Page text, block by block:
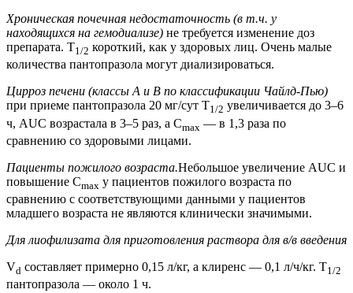
Хроническая почечная недостаточность (в т.ч. у
находящихся на гемодиализе) не требуется изменение доз
препарата. T1/2 короткий, как у здоровых лиц. Очень малые
количества пантопразола могут диализироваться.
Цирроз печени (классы А и В по классификации Чайлд-Пью)
при приеме пантопразола 20 мг/сут T1/2 увеличивается до 3–6
ч, AUC возрастала в 3–5 раз, а Cmax — в 1,3 раза по
сравнению со здоровыми лицами.
Пациенты пожилого возраста.Небольшое увеличение AUC и
повышение Cmax у пациентов пожилого возраста по
сравнению с соответствующими данными у пациентов
младшего возраста не являются клинически значимыми.
Для лиофилизата для приготовления раствора для в/в введения
Vd составляет примерно 0,15 л/кг, а клиренс — 0,1 л/ч/кг. T1/2
пантопразола — около 1 ч.